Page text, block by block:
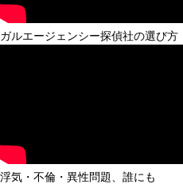
ガルエージェンシー探偵社の選び方
浮気・不倫・異性問題、誰にも